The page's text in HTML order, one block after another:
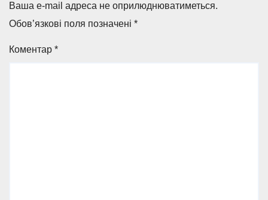
Ваша e-mail адреса не оприлюднюватиметься.
Обов’язкові поля позначені *
Коментар *